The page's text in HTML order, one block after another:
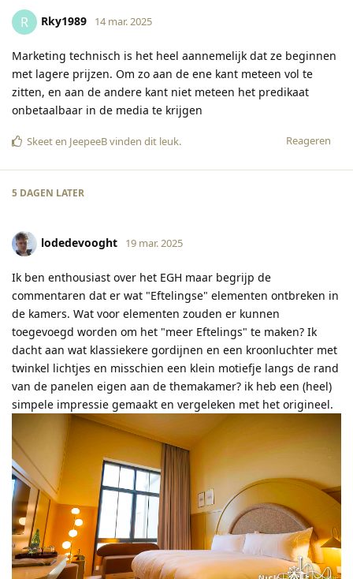
R Rky1989 14 mar. 2025
Marketing technisch is het heel aannemelijk dat ze beginnen
met lagere prijzen. Om zo aan de ene kant meteen vol te
zitten, en aan de andere kant niet meteen het predikaat
onbetaalbaar in de media te krijgen
Reageren
Skeeten JeepeeBvinden dit leuk.
5 DAGEN LATER
lodedevooght 19 mar. 2025
Ik ben enthousiast over het EGH maar begrijp de
commentaren dat er wat "Eftelingse" elementen ontbreken in
de kamers. Wat voor elementen zouden er kunnen
toegevoegd worden om het "meer Eftelings" te maken? Ik
dacht aan wat klassiekere gordijnen en een kroonluchter met
twinkel lichtjes en misschien een klein motiefje langs de rand
van de panelen eigen aan de themakamer? ik heb een (heel)
simpele impressie gemaakt en vergeleken met het origineel.